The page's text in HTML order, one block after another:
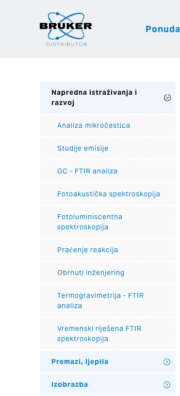
Ponuda
Napredna istraživanja i
razvoj
Analiza mikročestica
Studije emisije
GC - FTIR analiza
Fotoakustička spektroskopija
Fotoluminiscentna
spektroskopija
Praćenje reakcija
Obrnuti inženjering
Termogravimetrija - FTIR
analiza
Vremenski riješena FTIR
spektroskopija
Premazi, ljepila
Izobrazba